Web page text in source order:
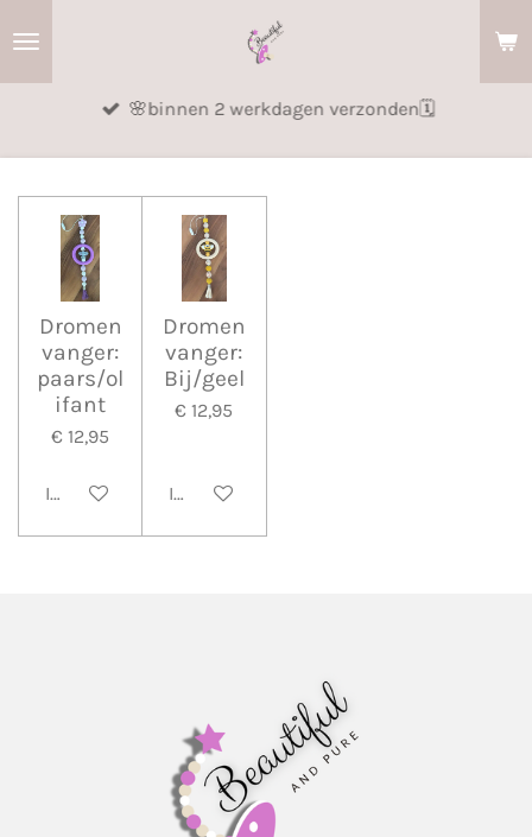
hoofdinhoud
🌸binnen 2 werkdagen verzonden🗓️
Dromen
vanger:
paars/ol
ifant
€ 12,95
In winkelwagen
Dromen
vanger:
Bij/geel
€ 12,95
In winkelwagen